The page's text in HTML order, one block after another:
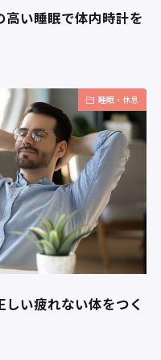
い睡眠で体内時計を
睡眠・休息
い疲れない体をつく